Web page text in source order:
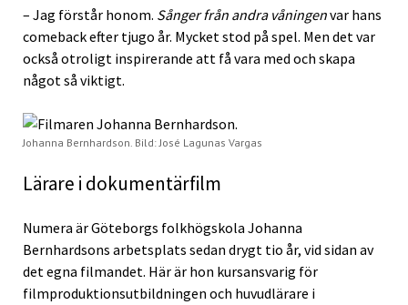
– Jag förstår honom. Sånger från andra våningenvar hans
comeback efter tjugo år. Mycket stod på spel. Men det var
också otroligt inspirerande att få vara med och skapa
något så viktigt.
Johanna Bernhardson. Bild: José Lagunas Vargas
Lärare i dokumentärfilm
Numera är Göteborgs folkhögskola Johanna
Bernhardsons arbetsplats sedan drygt tio år, vid sidan av
det egna filmandet. Här är hon kursansvarig för
filmproduktionsutbildningen och huvudlärare i